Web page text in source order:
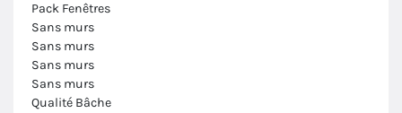
Pack Fenêtres
Sans murs
Sans murs
Sans murs
Sans murs
Qualité Bâche